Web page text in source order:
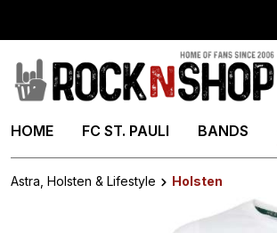
HOME FC ST. PAULI BANDS
Astra, Holsten & Lifestyle
Holsten